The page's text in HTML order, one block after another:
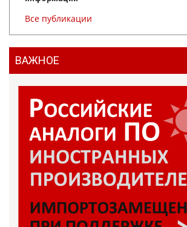
Все публикации
ВАЖНОЕ